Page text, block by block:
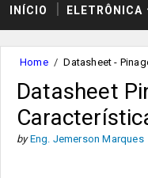
INÍCIO ELETRÔNICA
Home / Datasheet -
Datasheet
by Eng. Jemerson Marques